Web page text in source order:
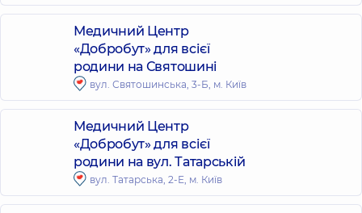
Медичний Центр
«Добробут» для всієї
родини на Святошині
вул. Святошинська, 3-Б, м. Київ
Медичний Центр
«Добробут» для всієї
родини на вул. Татарській
вул. Татарська, 2-Е, м. Київ